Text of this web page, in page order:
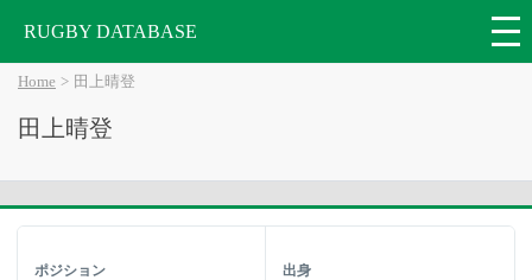
RUGBY DATABASE
Home 田上晴登
田上晴登
ポジション 出身